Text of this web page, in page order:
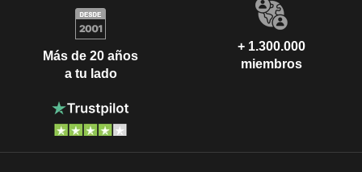
Más de 20 años
a tu lado
+ 1.300.000
miembros